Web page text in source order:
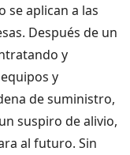
se aplican a las
Después de un
y
y
de suministro,
suspiro de alivio,
al futuro. Sin